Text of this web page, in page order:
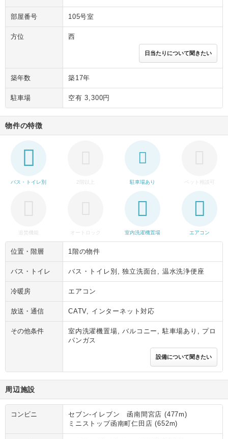
部屋番号 105号室
方位 西
日当たりについて聞きたい
築年数 築17年
駐車場 空有 3,300円
物件の特徴
バス・トイレ別 2階以上 駐車場あり ペット相談可
追焚機能 オートロック 室内洗濯機置場 エアコン
位置・階層 1階の物件
バス・トイレ バス・トイレ別, 独立洗面台, 温水洗浄便座
冷暖房 エアコン
放送・通信 CATV, インターネット対応
その他条件
室内洗濯機置場, バルコニー, 駐車場あり, プロ
パンガス
設備について聞きたい
周辺施設
コンビニ
セブン‐イレブン 函南間宮店 (477m)
ミニストップ函南町仁田店 (652m)